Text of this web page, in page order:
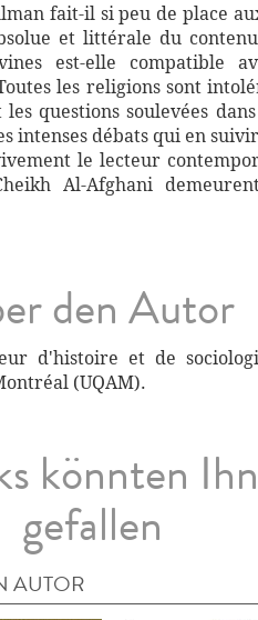
fait-il si peu de place
et littérale du
est-elle compatible
les religions sont
questions soulevées
intenses débats qui en
le lecteur
Al-Afghani
den Autor
d'histoire et de
(UQAM).
könnten
gefallen
AUTOR